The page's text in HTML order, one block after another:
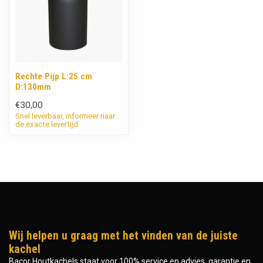
Rechte Pijp L:25 cm
D:130mm
€30,00
Snel leverbaar, informeer naar
de exacte levertijd
Wij helpen u graag met het vinden van de juiste
kachel